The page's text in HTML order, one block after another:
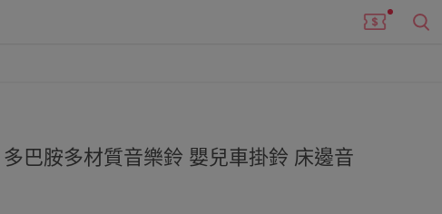
巴胺多材質音樂鈴 嬰兒車掛鈴 床邊音